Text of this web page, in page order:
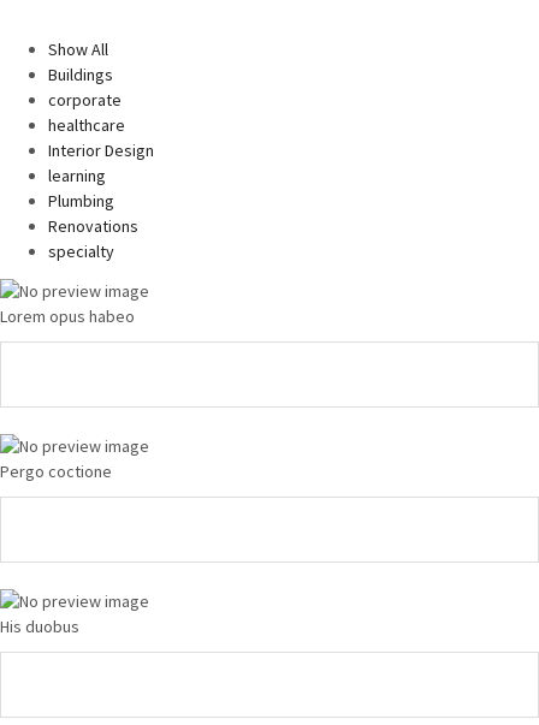
Show All
Buildings
corporate
healthcare
Interior Design
learning
Plumbing
Renovations
specialty
Lorem opus habeo
Pergo coctione
His duobus